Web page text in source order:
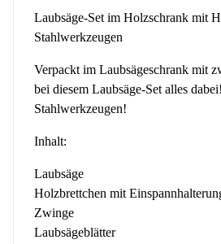
Laubsäge-Set im Holzschrank mit
Stahlwerkzeugen
Verpackt im Laubsägeschrank mit
bei diesem Laubsäge-Set alles
Stahlwerkzeugen!
Inhalt:
Laubsäge
Holzbrettchen mit
Zwinge
Laubsägeblätter